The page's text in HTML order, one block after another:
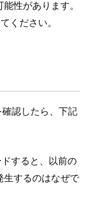
性があります。
ください。
認したら、下記
すると、以前の
生するのはなぜで